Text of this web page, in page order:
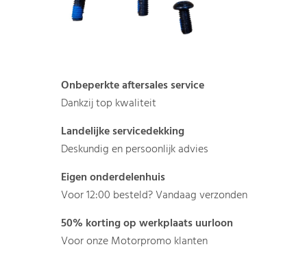
Onbeperkte aftersales service
Dankzij top kwaliteit
Landelijke servicedekking
Deskundig en persoonlijk advies
Eigen onderdelenhuis
Voor 12:00 besteld? Vandaag verzonden
50% korting op werkplaats uurloon
Voor onze Motorpromo klanten